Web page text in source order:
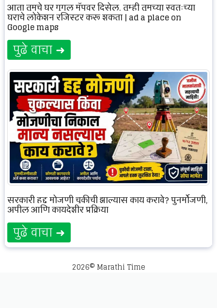
आता तुमचे घर गुगल मॅपवर दिसेल, तुम्ही तुमच्या स्वतःच्या
घराचे लोकेशन रजिस्टर करू शकता | ad a place on
Google maps
पुढे वाचा ➜
सरकारी हद्द मोजणी चुकीची झाल्यास काय करावे? पुनर्मोजणी,
अपील आणि कायदेशीर प्रक्रिया
पुढे वाचा ➜
2026© Marathi Time